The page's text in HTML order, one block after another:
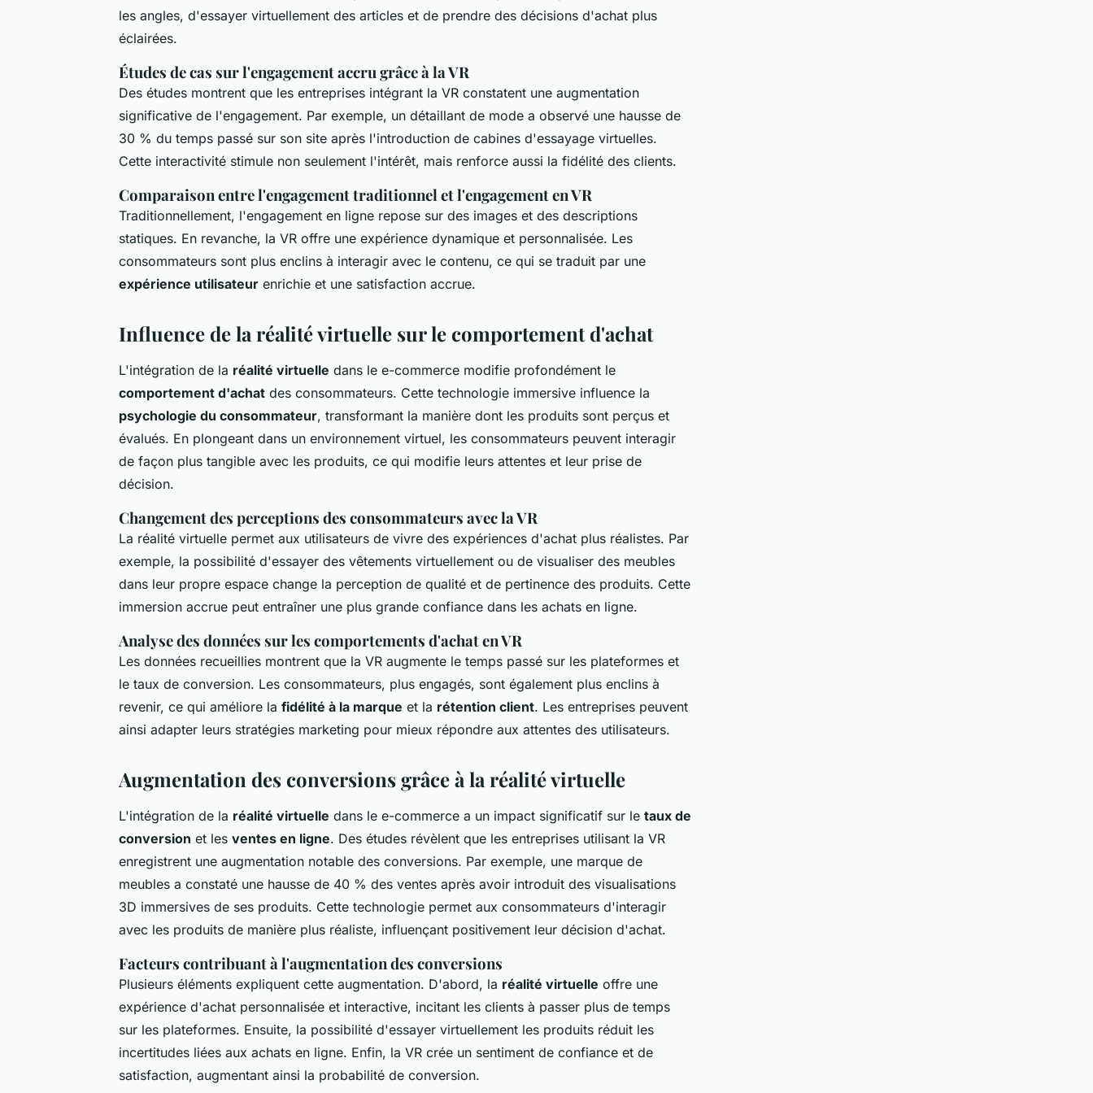
les angles, d'essayer virtuellement des articles et de prendre des décisions d'achat plus
éclairées.
Études de cas sur l'engagement accru grâce à la VR
Des études montrent que les entreprises intégrant la VR constatent une augmentation
significative de l'engagement. Par exemple, un détaillant de mode a observé une hausse de
30 % du temps passé sur son site après l'introduction de cabines d'essayage virtuelles.
Cette interactivité stimule non seulement l'intérêt, mais renforce aussi la fidélité des clients.
Comparaison entre l'engagement traditionnel et l'engagement en VR
Traditionnellement, l'engagement en ligne repose sur des images et des descriptions
statiques. En revanche, la VR offre une expérience dynamique et personnalisée. Les
consommateurs sont plus enclins à interagir avec le contenu, ce qui se traduit par une
expérience utilisateur enrichie et une satisfaction accrue.
Influence de la réalité virtuelle sur le comportement d'achat
L'intégration de la réalité virtuelle dans le e-commerce modifie profondément le
comportement d'achat des consommateurs. Cette technologie immersive influence la
psychologie du consommateur, transformant la manière dont les produits sont perçus et
évalués. En plongeant dans un environnement virtuel, les consommateurs peuvent interagir
de façon plus tangible avec les produits, ce qui modifie leurs attentes et leur prise de
décision.
Changement des perceptions des consommateurs avec la VR
La réalité virtuelle permet aux utilisateurs de vivre des expériences d'achat plus réalistes. Par
exemple, la possibilité d'essayer des vêtements virtuellement ou de visualiser des meubles
dans leur propre espace change la perception de qualité et de pertinence des produits. Cette
immersion accrue peut entraîner une plus grande confiance dans les achats en ligne.
Analyse des données sur les comportements d'achat en VR
Les données recueillies montrent que la VR augmente le temps passé sur les plateformes et
le taux de conversion. Les consommateurs, plus engagés, sont également plus enclins à
revenir, ce qui améliore la fidélité à la marque et la rétention client. Les entreprises peuvent
ainsi adapter leurs stratégies marketing pour mieux répondre aux attentes des utilisateurs.
Augmentation des conversions grâce à la réalité virtuelle
L'intégration de la réalité virtuelle dans le e-commerce a un impact significatif sur le taux de
conversion et les ventes en ligne. Des études révèlent que les entreprises utilisant la VR
enregistrent une augmentation notable des conversions. Par exemple, une marque de
meubles a constaté une hausse de 40 % des ventes après avoir introduit des visualisations
3D immersives de ses produits. Cette technologie permet aux consommateurs d'interagir
avec les produits de manière plus réaliste, influençant positivement leur décision d'achat.
Facteurs contribuant à l'augmentation des conversions
Plusieurs éléments expliquent cette augmentation. D'abord, la réalité virtuelle offre une
expérience d'achat personnalisée et interactive, incitant les clients à passer plus de temps
sur les plateformes. Ensuite, la possibilité d'essayer virtuellement les produits réduit les
incertitudes liées aux achats en ligne. Enfin, la VR crée un sentiment de confiance et de
satisfaction, augmentant ainsi la probabilité de conversion.